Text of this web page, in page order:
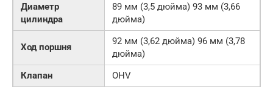
Диаметр
цилиндра
89 мм (3,5 дюйма) 93 мм (3,66
дюйма)
Ход поршня
92 мм (3,62 дюйма) 96 мм (3,78
дюйма)
Клапан
OHV